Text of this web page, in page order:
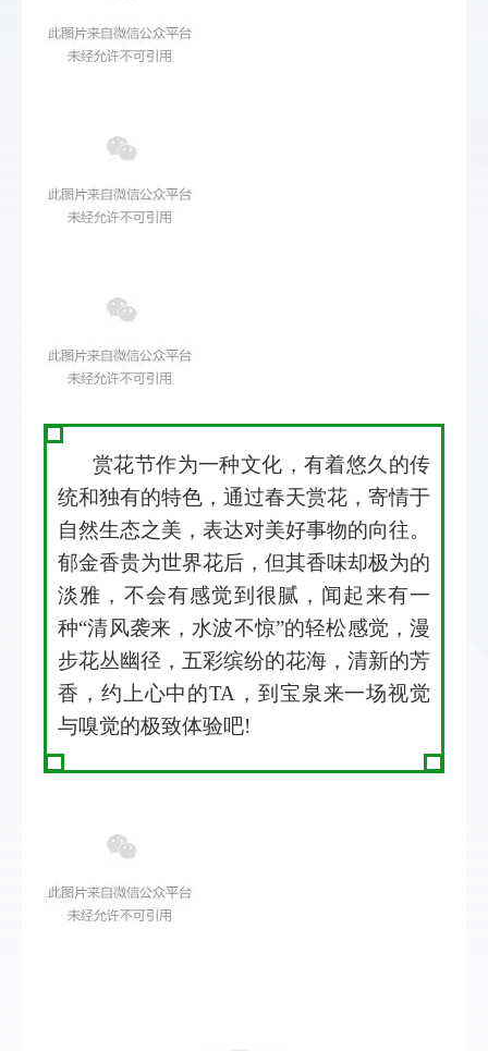
赏花节作为一种文化，有着悠久的传
统和独有的特色，通过春天赏花，寄情于
自然生态之美，表达对美好事物的向往。
郁金香贵为世界花后，但其香味却极为的
淡雅，不会有感觉到很腻，闻起来有一
种“清风袭来，水波不惊”的轻松感觉，漫
步花丛幽径，五彩缤纷的花海，清新的芳
香，约上心中的TA，到宝泉来一场视觉
与嗅觉的极致体验吧!